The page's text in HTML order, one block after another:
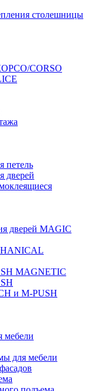
столешницы
CORSO
петель
дверей
дверей MAGIC
MAGNETIC
и M-PUSH
мебели
для мебели